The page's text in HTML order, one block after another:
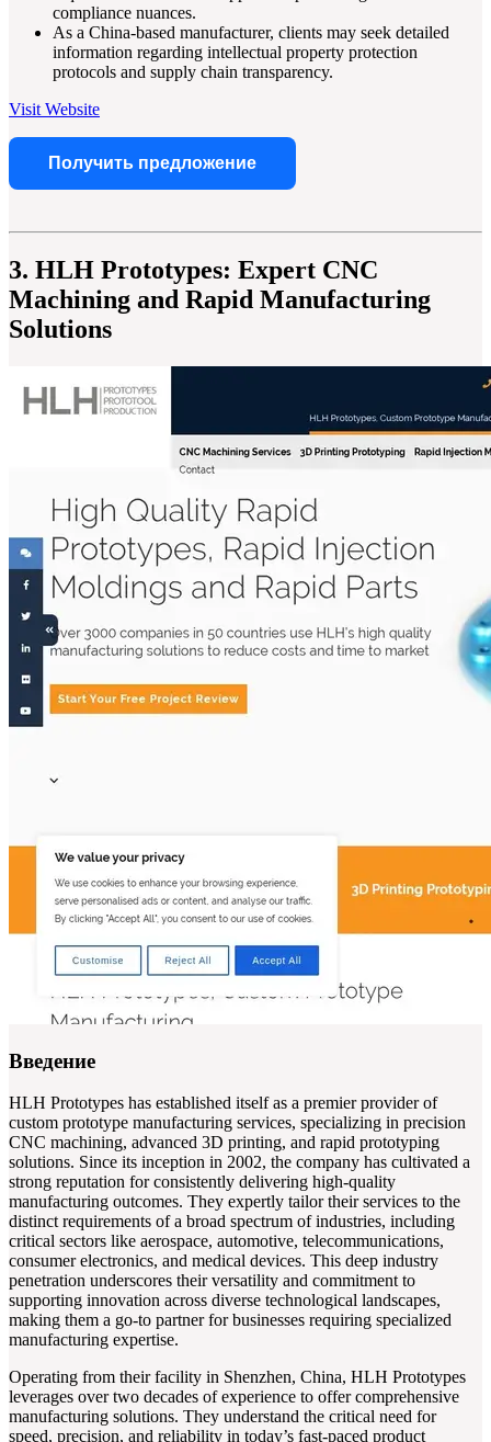
compliance nuances.
As a China-based manufacturer, clients may seek detailed
information regarding intellectual property protection
protocols and supply chain transparency.
Visit Website
Получить предложение
3. HLH Prototypes: Expert CNC
Machining and Rapid Manufacturing
Solutions
Введение
HLH Prototypes has established itself as a premier provider of
custom prototype manufacturing services, specializing in precision
CNC machining, advanced 3D printing, and rapid prototyping
solutions. Since its inception in 2002, the company has cultivated a
strong reputation for consistently delivering high-quality
manufacturing outcomes. They expertly tailor their services to the
distinct requirements of a broad spectrum of industries, including
critical sectors like aerospace, automotive, telecommunications,
consumer electronics, and medical devices. This deep industry
penetration underscores their versatility and commitment to
supporting innovation across diverse technological landscapes,
making them a go-to partner for businesses requiring specialized
manufacturing expertise.
Operating from their facility in Shenzhen, China, HLH Prototypes
leverages over two decades of experience to offer comprehensive
manufacturing solutions. They understand the critical need for
speed, precision, and reliability in today’s fast-paced product